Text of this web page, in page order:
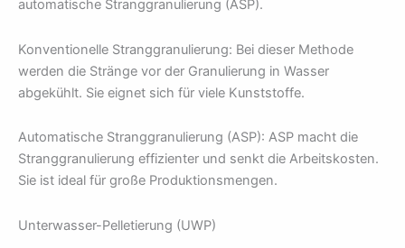
automatische Stranggranulierung (ASP).
Konventionelle Stranggranulierung: Bei dieser Methode
werden die Stränge vor der Granulierung in Wasser
abgekühlt. Sie eignet sich für viele Kunststoffe.
Automatische Stranggranulierung (ASP): ASP macht die
Stranggranulierung effizienter und senkt die Arbeitskosten.
Sie ist ideal für große Produktionsmengen.
Unterwasser-Pelletierung (UWP)